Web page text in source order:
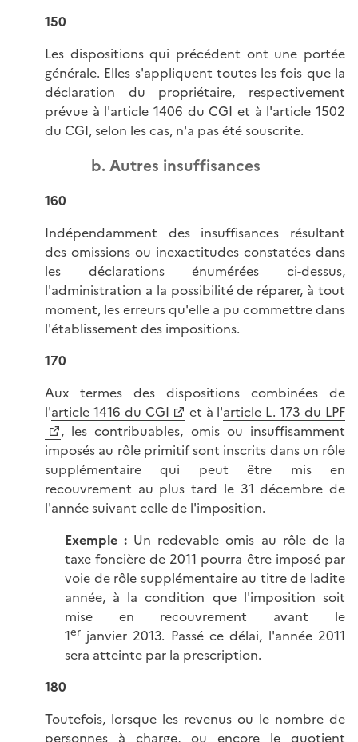
150
Les dispositions qui précédent ont une portée
générale. Elles s'appliquent toutes les fois que la
déclaration du propriétaire, respectivement
prévue à l'article 1406 du CGI et à l'article 1502
du CGI, selon les cas, n'a pas été souscrite.
b. Autres insuffisances
160
Indépendamment des insuffisances résultant
des omissions ou inexactitudes constatées dans
les déclarations énumérées ci-dessus,
l'administration a la possibilité de réparer, à tout
moment, les erreurs qu'elle a pu commettre dans
l'établissement des impositions.
170
Aux termes des dispositions combinées de
l'article 1416 du CGI et à l'article L. 173 du LPF
, les contribuables, omis ou insuffisamment
imposés au rôle primitif sont inscrits dans un rôle
supplémentaire qui peut être mis en
recouvrement au plus tard le 31 décembre de
l'année suivant celle de l'imposition.
Exemple :Un redevable omis au rôle de la
taxe foncière de 2011 pourra être imposé par
voie de rôle supplémentaire au titre de ladite
année, à la condition que l'imposition soit
mise en recouvrement avant le
1erjanvier 2013. Passé ce délai, l'année 2011
sera atteinte par la prescription.
180
Toutefois, lorsque les revenus ou le nombre de
personnes à charge, ou encore le quotient